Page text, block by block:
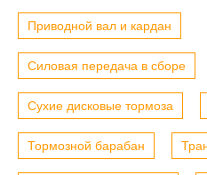
Приводной вал и кардан
Силовая передача в сборе
Сухие дисковые тормоза
Тормозной барабан